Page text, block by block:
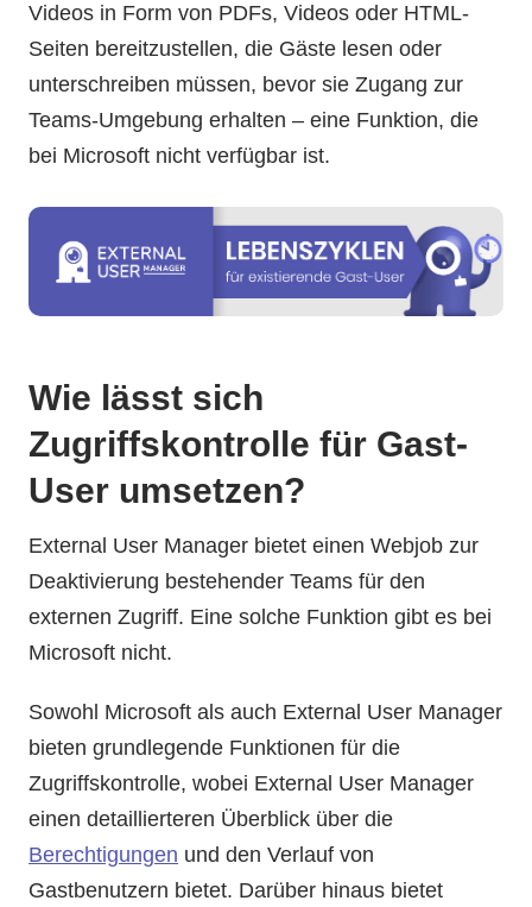
Videos in Form von PDFs, Videos oder HTML-
Seiten bereitzustellen, die Gäste lesen oder
unterschreiben müssen, bevor sie Zugang zur
Teams-Umgebung erhalten – eine Funktion, die
bei Microsoft nicht verfügbar ist.
Wie lässt sich
Zugriffskontrolle für Gast-
User umsetzen?
External User Manager bietet einen Webjob zur
Deaktivierung bestehender Teams für den
externen Zugriff. Eine solche Funktion gibt es bei
Microsoft nicht.
Sowohl Microsoft als auch External User Manager
bieten grundlegende Funktionen für die
Zugriffskontrolle, wobei External User Manager
einen detaillierteren Überblick über die
Berechtigungen und den Verlauf von
Gastbenutzern bietet. Darüber hinaus bietet